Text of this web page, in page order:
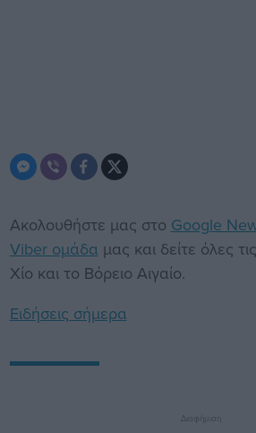
Ακολουθήστε μας στο Google
Viber ομάδα μας και δείτε όλες
Χίο και το Βόρειο Αιγαίο.
Ειδήσεις σήμερα
Διαφήμιση